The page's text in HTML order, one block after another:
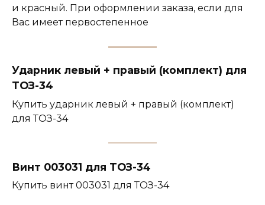
и красный. При оформлении заказа, если для
Вас имеет первостепенное
Ударник левый + правый (комплект) для
ТОЗ-34
Купить ударник левый + правый (комплект)
для ТОЗ-34
Винт 003031 для ТОЗ-34
Купить винт 003031 для ТОЗ-34